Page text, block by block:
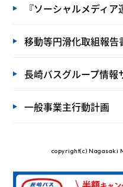
『ソーシャルメディ
移動等円滑化取組報告
長崎バスグループ情報
一般事業主行動計画
copyright(c) Nagasaki